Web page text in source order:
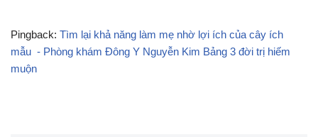
Pingback: Tìm lại khả năng làm mẹ nhờ lợi ích của cây ích
mẫu - Phòng khám Đông Y Nguyễn Kim Bảng 3 đời trị hiếm
muộn